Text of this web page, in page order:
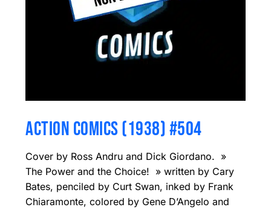
ACTION COMICS (1938) #504
Cover by Ross Andru and Dick Giordano. »
The Power and the Choice! » written by Cary
Bates, penciled by Curt Swan, inked by Frank
Chiaramonte, colored by Gene D’Angelo and